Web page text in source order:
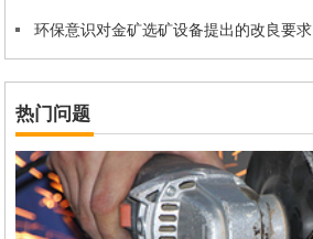
环保意识对金矿选矿设备提出的改良要求
热门问题